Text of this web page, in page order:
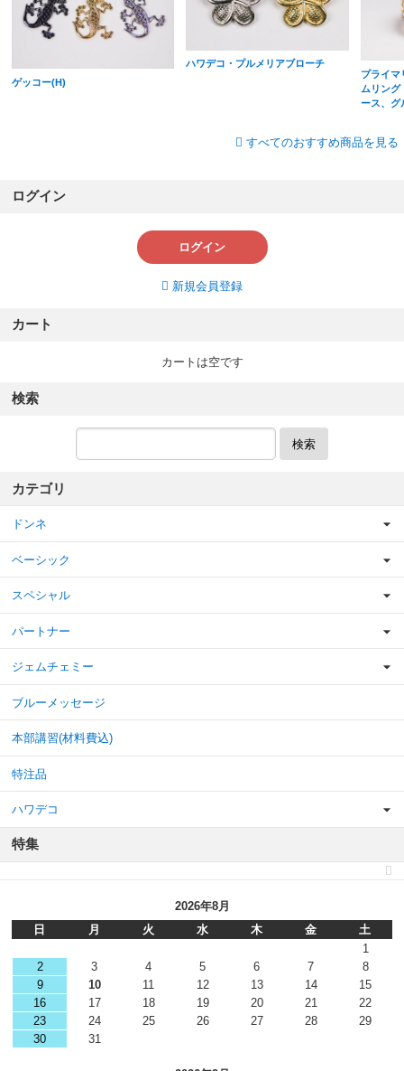
ゲッコー(H)
ハワデコ・プルメリアブローチ
プライマ
ムリング
ース、グ
すべてのおすすめ商品を見る
ログイン
ログイン
新規会員登録
カート
カートは空です
検索
検索
カテゴリ
ドンネ
ベーシック
スペシャル
パートナー
ジェムチェミー
ブルーメッセージ
本部講習(材料費込)
特注品
ハワデコ
特集
2026年8月
日
月 火 水 木 金
土
1
2
3 4 5 6 7
8
9
10 11 12 13 14
15
16
17 18 19 20 21
22
23
24 25 26 27 28
29
30
31